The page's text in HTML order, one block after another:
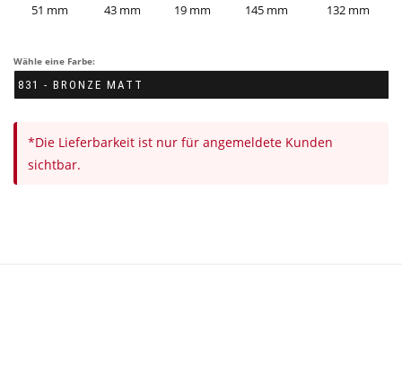
51 mm 43 mm 19 mm 145 mm 132 mm
Wähle eine Farbe:
*Die Lieferbarkeit ist nur für angemeldete Kunden
sichtbar.